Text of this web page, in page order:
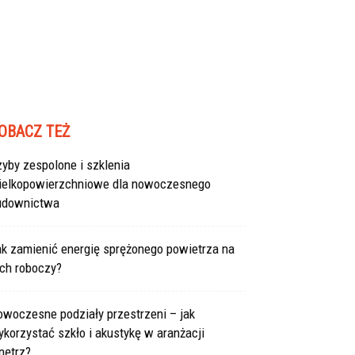
TEŻ
zespolone i szklenia
dla nowoczesnego
zamienić energię sprężonego powietrza na
roboczy?
podziały przestrzeni – jak
szkło i akustykę w aranżacji